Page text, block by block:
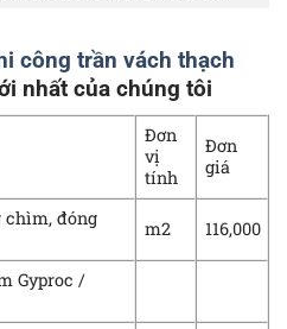
công trần vách thạch
nhất của chúng tôi
Đơn
vị
tính
Đơn
giá
chìm, đóng
m2 116,000
Gyproc /